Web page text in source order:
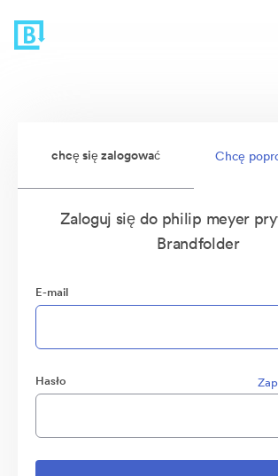
chcę się zalogować Chcę
Zaloguj się do philip meyer
Brandfolder
E-mail
Hasło